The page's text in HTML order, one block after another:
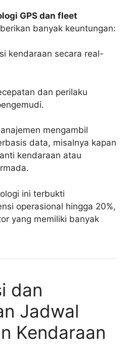
GPS dan fleet
banyak keuntungan:
kendaraan secara real-
dan perilaku
mengambil
data, misalnya kapan
kendaraan atau
ini terbukti
operasional hingga 20%,
yang memiliki banyak
dan
Jadwal
Kendaraan